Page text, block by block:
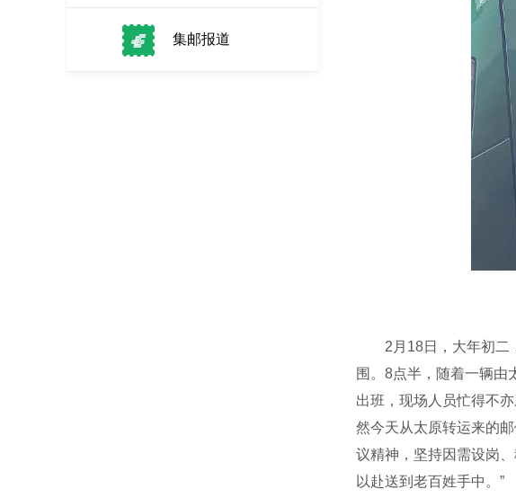
集邮报道
2月18日，大年初二，
围。8点半，随着一辆由
出班，现场人员忙得不
然今天从太原转运来的
议精神，坚持因需设岗
以赴送到老百姓手中。”